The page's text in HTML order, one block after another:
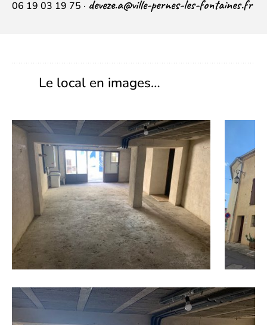
06 19 03 19 75 · deveze.a@ville-pernes-les-fontaines.fr
Le local en images…